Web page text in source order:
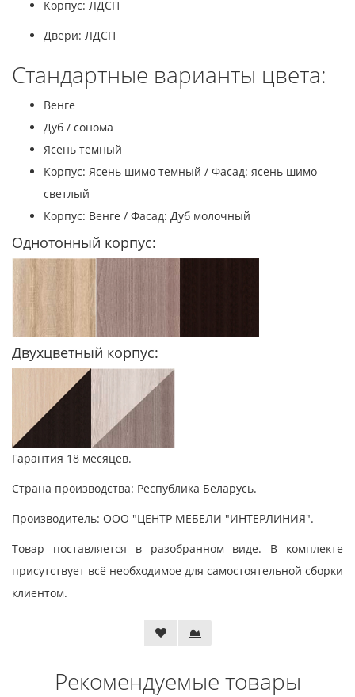
Корпус: ЛДСП
Двери: ЛДСП
Стандартные варианты цвета:
Венге
Дуб / сонома
Ясень темный
Корпус: Ясень шимо темный / Фасад: ясень шимо
светлый
Корпус: Венге / Фасад: Дуб молочный
Однотонный корпус:
Двухцветный корпус:
Гарантия 18 месяцев.
Страна производства: Республика Беларусь.
Производитель: ООО "ЦЕНТР МЕБЕЛИ "ИНТЕРЛИНИЯ".
Товар поставляется в разобранном виде. В комплекте
присутствует всё необходимое для самостоятельной сборки
клиентом.
Рекомендуемые товары